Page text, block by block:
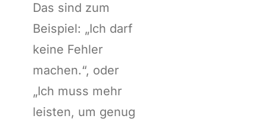
Das sind zum
Beispiel: „Ich darf
keine Fehler
machen.“, oder
„Ich muss mehr
leisten, um genug